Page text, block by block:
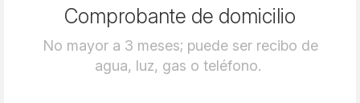
Comprobante de domicilio
No mayor a 3 meses; puede ser recibo de
agua, luz, gas o teléfono.